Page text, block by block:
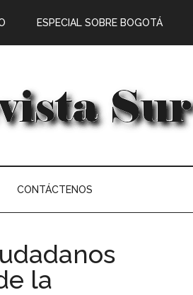
ESPECIAL SOBRE BOGOTÁ
CONTÁCTENOS
la